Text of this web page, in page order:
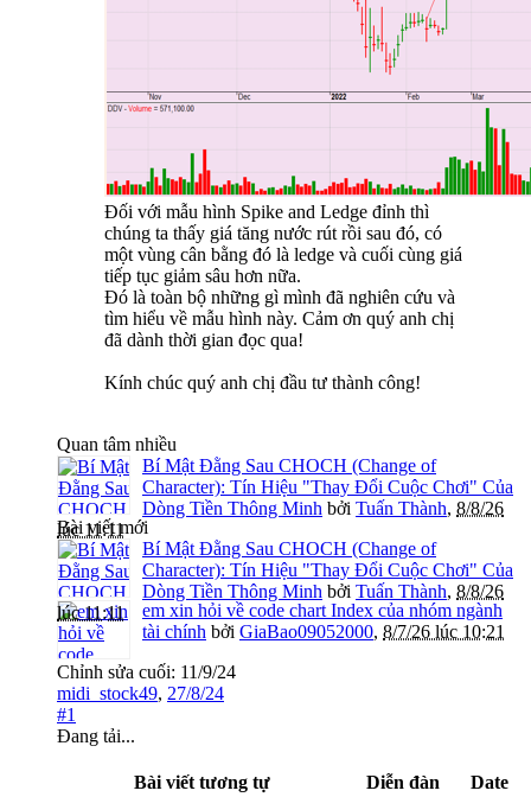
Đối với mẫu hình Spike and Ledge đỉnh thì
chúng ta thấy giá tăng nước rút rồi sau đó, có
một vùng cân bằng đó là ledge và cuối cùng giá
tiếp tục giảm sâu hơn nữa.
Đó là toàn bộ những gì mình đã nghiên cứu và
tìm hiểu về mẫu hình này. Cảm ơn quý anh chị
đã dành thời gian đọc qua!
Kính chúc quý anh chị đầu tư thành công!
Quan tâm nhiều
Bí Mật Đằng Sau CHOCH (Change of
Character): Tín Hiệu "Thay Đổi Cuộc Chơi" Của
Dòng Tiền Thông Minh bởi Tuấn Thành, 8/8/26
lúc 11:11
Bài viết mới
Bí Mật Đằng Sau CHOCH (Change of
Character): Tín Hiệu "Thay Đổi Cuộc Chơi" Của
Dòng Tiền Thông Minh bởi Tuấn Thành, 8/8/26
lúc 11:11
em xin hỏi về code chart Index của nhóm ngành
tài chính bởi GiaBao09052000, 8/7/26 lúc 10:21
Chỉnh sửa cuối: 11/9/24
midi_stock49, 27/8/24
#1
Đang tải...
Bài viết tương tự Diễn đàn
Date